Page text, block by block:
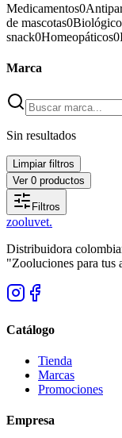
Medicamentos0
de mascotas0
snack0Homeopáticos0
Marca
Sin resultados
Limpiar filtros
Ver 0 productos
Filtros
zooluvet.
Distribuidora
"Zooluciones para tus
Catálogo
Tienda
Marcas
Promociones
Empresa